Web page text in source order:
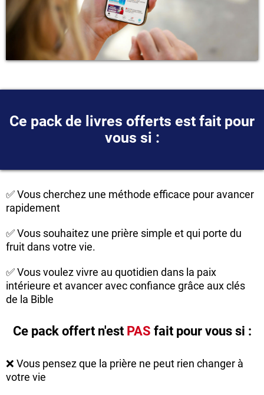
Ce pack de livres offerts est fait pour
vous si :
✅ Vous cherchez une méthode efficace pour avancer
rapidement
✅ Vous souhaitez une prière simple et qui porte du
fruit dans votre vie.
✅ Vous voulez vivre au quotidien dans la paix
intérieure et avancer avec confiance grâce aux clés
de la Bible
Ce pack offert n'est PAS fait pour vous si :
❌ Vous pensez que la prière ne peut rien changer à
votre vie